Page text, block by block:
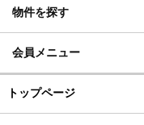
物件を探す
会員メニュー
トップページ